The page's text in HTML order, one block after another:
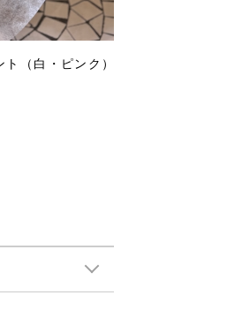
（白・ピンク）